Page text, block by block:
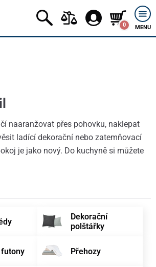
0 MENU
naaranžovat přes pohovku, naklepat
ladící dekorační nebo zatemňovací
je jako nový. Do kuchyně si můžete
Dekorační
polštářky
futony Přehozy